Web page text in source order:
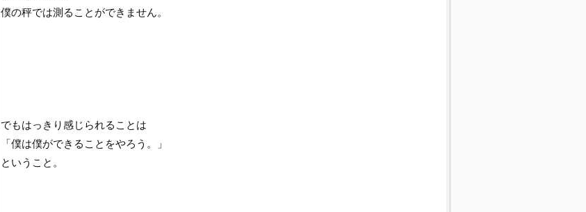
僕の秤では測ることができません。
でもはっきり感じられることは
「僕は僕ができることをやろう。」
ということ。